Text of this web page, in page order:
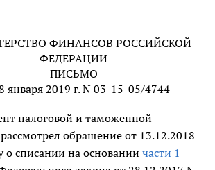
ФИНАНСОВ РОССИЙСКОЙ
ФЕДЕРАЦИИ
ПИСЬМО
января 2019 г. N 03-15-05/4744
налоговой и таможенной
обращение от 13.12.2018
о списании на основании части 1